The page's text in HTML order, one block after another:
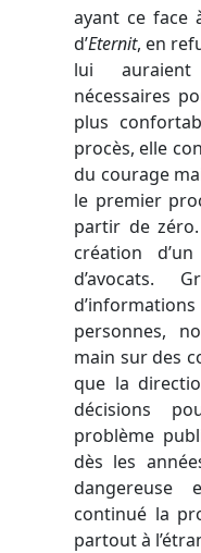
ayant ce face
d’Eternit, en
lui
nécessaires
plus
procès, elle
du courage
le premier
partir de
création
d’avocats.
personnes,
main sur des
que la
décisions
problème
dès les
continué la
partout à